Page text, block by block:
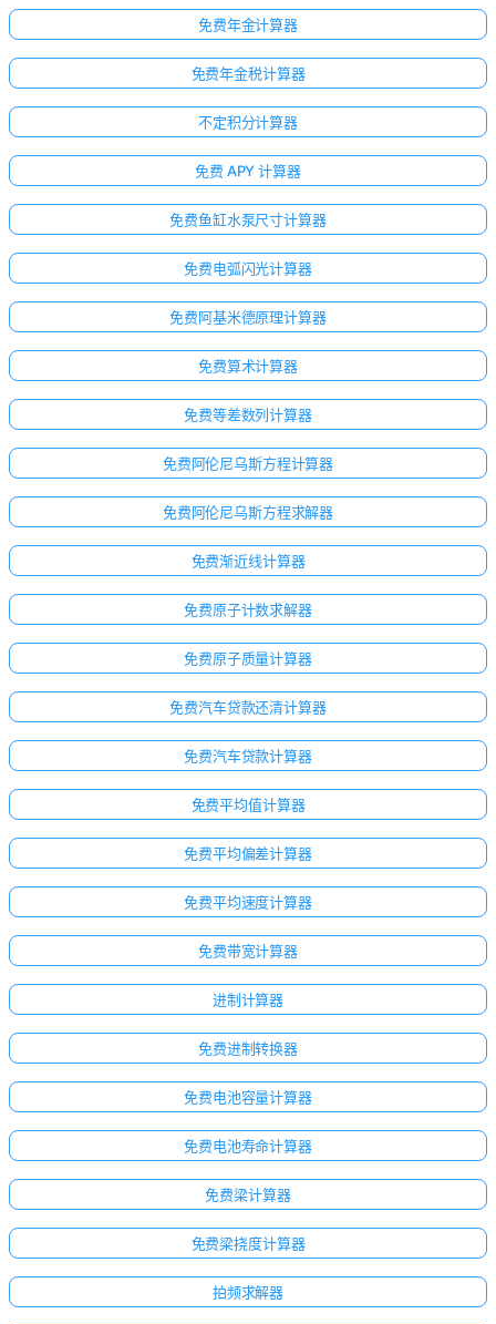
免费年金计算器
免费年金税计算器
不定积分计算器
免费 APY 计算器
免费鱼缸水泵尺寸计算器
免费电弧闪光计算器
免费阿基米德原理计算器
免费算术计算器
免费等差数列计算器
免费阿伦尼乌斯方程计算器
免费阿伦尼乌斯方程求解器
免费渐近线计算器
免费原子计数求解器
免费原子质量计算器
免费汽车贷款还清计算器
免费汽车贷款计算器
免费平均值计算器
免费平均偏差计算器
免费平均速度计算器
免费带宽计算器
进制计算器
免费进制转换器
免费电池容量计算器
免费电池寿命计算器
免费梁计算器
免费梁挠度计算器
拍频求解器